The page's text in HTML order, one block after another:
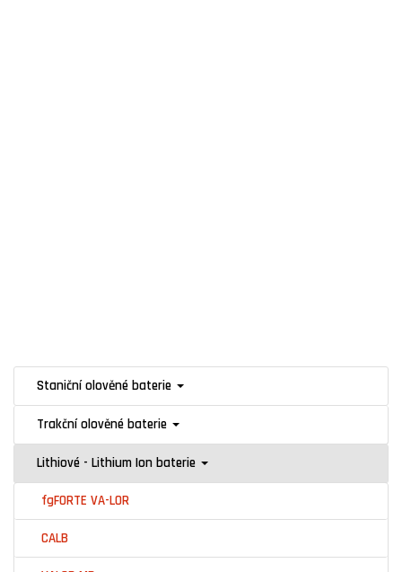
Staniční olověné baterie
Trakční olověné baterie
Lithiové - Lithium Ion baterie
fgFORTE VA-LOR
CALB